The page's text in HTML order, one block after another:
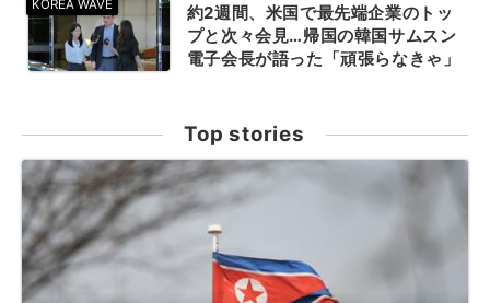
約2週間、米国で最先端企業のトッ
プと次々会見…帰国の韓国サムスン
電子会長が語った「頑張らなきゃ」
Top stories